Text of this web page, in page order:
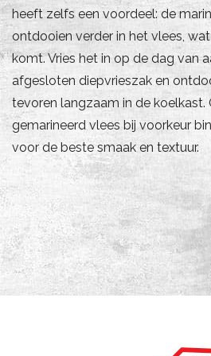
heeft zelfs een voordeel: de
ontdooien verder in het vlees,
komt. Vries het in op de dag van
afgesloten diepvrieszak en
tevoren langzaam in de koelkast.
gemarineerd vlees bij voorkeur
voor de beste smaak en textuur.